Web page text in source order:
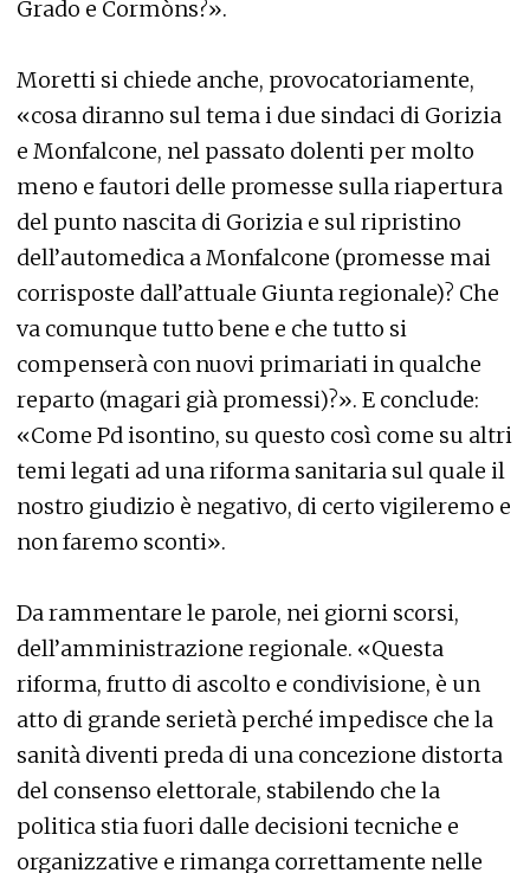
Grado e Cormòns?».
Moretti si chiede anche, provocatoriamente,
«cosa diranno sul tema i due sindaci di Gorizia
e Monfalcone, nel passato dolenti per molto
meno e fautori delle promesse sulla riapertura
del punto nascita di Gorizia e sul ripristino
dell’automedica a Monfalcone (promesse mai
corrisposte dall’attuale Giunta regionale)? Che
va comunque tutto bene e che tutto si
compenserà con nuovi primariati in qualche
reparto (magari già promessi)?». E conclude:
«Come Pd isontino, su questo così come su altri
temi legati ad una riforma sanitaria sul quale il
nostro giudizio è negativo, di certo vigileremo e
non faremo sconti».
Da rammentare le parole, nei giorni scorsi,
dell’amministrazione regionale. «Questa
riforma, frutto di ascolto e condivisione, è un
atto di grande serietà perché impedisce che la
sanità diventi preda di una concezione distorta
del consenso elettorale, stabilendo che la
politica stia fuori dalle decisioni tecniche e
organizzative e rimanga correttamente nelle